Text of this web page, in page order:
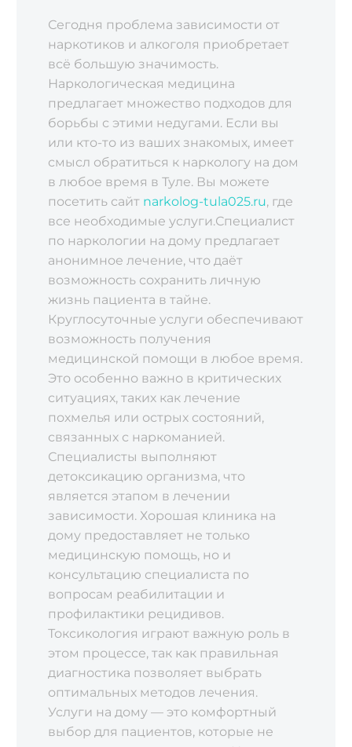
Сегодня проблема зависимости от
наркотиков и алкоголя приобретает
всё большую значимость.
Наркологическая медицина
предлагает множество подходов для
борьбы с этими недугами. Если вы
или кто-то из ваших знакомых, имеет
смысл обратиться к наркологу на дом
в любое время в Туле. Вы можете
посетить сайт narkolog-tula025.ru, где
все необходимые услуги.Специалист
по наркологии на дому предлагает
анонимное лечение, что даёт
возможность сохранить личную
жизнь пациента в тайне.
Круглосуточные услуги обеспечивают
возможность получения
медицинской помощи в любое время.
Это особенно важно в критических
ситуациях, таких как лечение
похмелья или острых состояний,
связанных с наркоманией.
Специалисты выполняют
детоксикацию организма, что
является этапом в лечении
зависимости. Хорошая клиника на
дому предоставляет не только
медицинскую помощь, но и
консультацию специалиста по
вопросам реабилитации и
профилактики рецидивов.
Токсикология играют важную роль в
этом процессе, так как правильная
диагностика позволяет выбрать
оптимальных методов лечения.
Услуги на дому — это комфортный
выбор для пациентов, которые не